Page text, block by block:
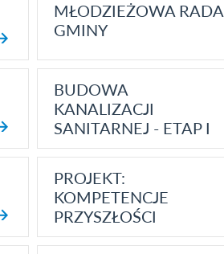
MŁODZIEŻOWA RADA
GMINY
BUDOWA
KANALIZACJI
SANITARNEJ - ETAP I
PROJEKT:
KOMPETENCJE
PRZYSZŁOŚCI